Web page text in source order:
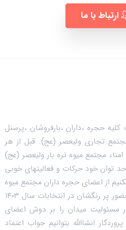
ارتباط با ما
حجره ،داران ،بارفروشان ،پرسنل
تجاری ولیعصر (عج). قبل از هر
مجتمع میوه تره بار ولیعصر (عج)
توان خود حرکات و فعالیتهای خوبی
از اعضای حجره داران مجتمع میوه
تره بار ولیعصر (عج) که با حضور پر رنگشان در انتخابات سال ۱۴۰۳
مسئولیت میدان را بر دوش اعضای
انشاالله بتوانیم جواب اعتماد